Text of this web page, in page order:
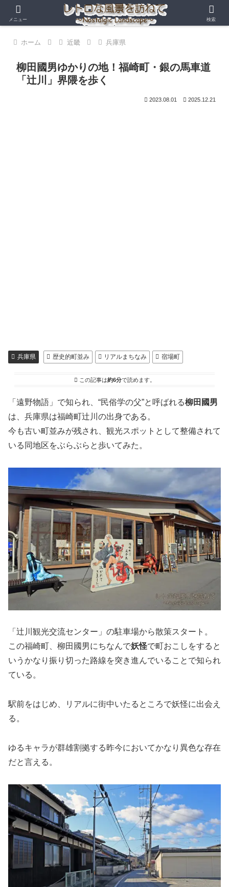
ホーム 近畿 兵庫県
柳田國男ゆかりの地！福崎町・銀の馬車道
「辻川」界隈を歩く
2023.08.01 2025.12.21
兵庫県 歴史的町並み リアルまちなみ 宿場町
この記事は約6分で読めます。
「遠野物語」で知られ、“民俗学の父”と呼ばれる柳田國男
は、兵庫県は福崎町辻川の出身である。
今も古い町並みが残され、観光スポットとして整備されて
いる同地区をぶらぶらと歩いてみた。
「辻川観光交流センター」の駐車場から散策スタート。
この福崎町、柳田國男にちなんで妖怪で町おこしをすると
いうかなり振り切った路線を突き進んでいることで知られ
ている。
駅前をはじめ、リアルに街中いたるところで妖怪に出会え
る。
ゆるキャラが群雄割拠する昨今においてかなり異色な存在
だと言える。
メニュー 検索